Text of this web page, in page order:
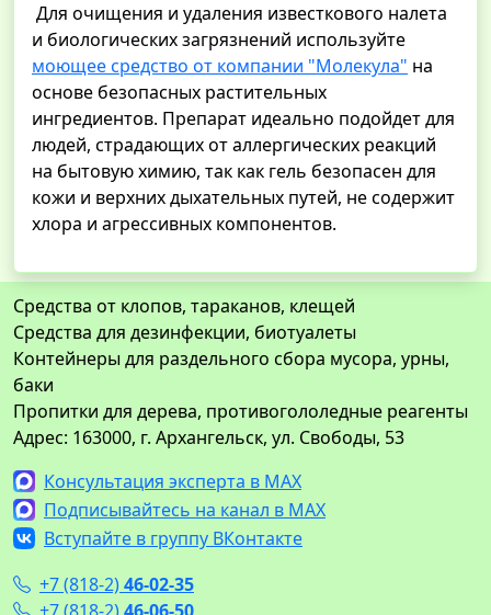
Для очищения и удаления известкового налета
и биологических загрязнений используйте
моющее средство от компании "Молекула" на
основе безопасных растительных
ингредиентов. Препарат идеально подойдет для
людей, страдающих от аллергических реакций
на бытовую химию, так как гель безопасен для
кожи и верхних дыхательных путей, не содержит
хлора и агрессивных компонентов.
Средства от клопов, тараканов, клещей
Средства для дезинфекции, биотуалеты
Контейнеры для раздельного сбора мусора, урны,
баки
Пропитки для дерева, противогололедные реагенты
Адрес: 163000, г. Архангельск, ул. Свободы, 53
Консультация эксперта в MAX
Подписывайтесь на канал в MAX
Вступайте в группу ВКонтакте
+7 (818-2)46-02-35
+7 (818-2)46-06-50